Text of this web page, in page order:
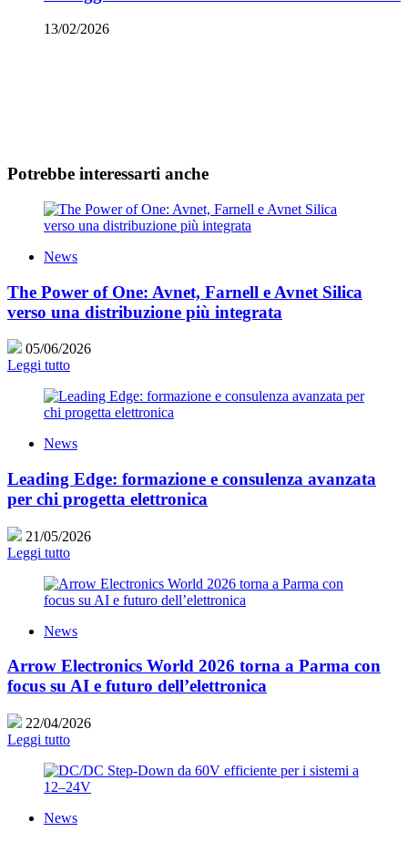
13/02/2026
Potrebbe interessarti anche
News
The Power of One: Avnet, Farnell e Avnet Silica
verso una distribuzione più integrata
05/06/2026
Leggi tutto
News
Leading Edge: formazione e consulenza avanzata
per chi progetta elettronica
21/05/2026
Leggi tutto
News
Arrow Electronics World 2026 torna a Parma con
focus su AI e futuro dell’elettronica
22/04/2026
Leggi tutto
News